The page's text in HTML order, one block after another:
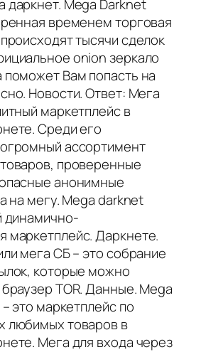
даркнет. Mega Darknet
временем торговая
тысячи сделок
onion зеркало
Вам попасть на
Новости. Ответ: Мега
маркетплейс в
Среди его
ассортимент
проверенные
анонимные
на мегу. Mega darknet
динамично-
маркетплейс. Даркнете.
мега СБ – это собрание
которые можно
TOR. Данные. Mega
это маркетплейс по
любимых товаров в
Мега для входа через